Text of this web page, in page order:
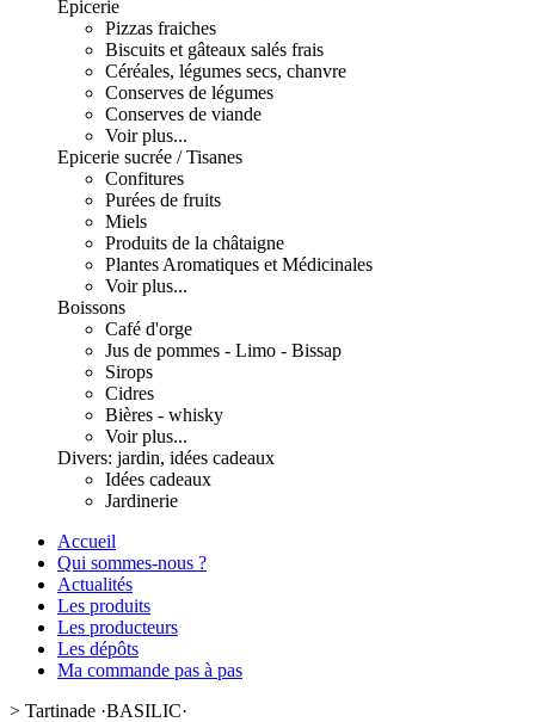
Epicerie
Pizzas fraiches
Biscuits et gâteaux salés frais
Céréales, légumes secs, chanvre
Conserves de légumes
Conserves de viande
Voir plus...
Epicerie sucrée / Tisanes
Confitures
Purées de fruits
Miels
Produits de la châtaigne
Plantes Aromatiques et Médicinales
Voir plus...
Boissons
Café d'orge
Jus de pommes - Limo - Bissap
Sirops
Cidres
Bières - whisky
Voir plus...
Divers: jardin, idées cadeaux
Idées cadeaux
Jardinerie
Accueil
Qui sommes-nous ?
Actualités
Les produits
Les producteurs
Les dépôts
Ma commande pas à pas
> Tartinade ·BASILIC·